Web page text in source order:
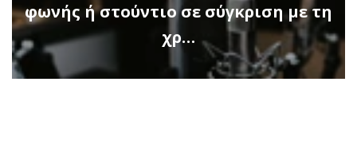
φωνής ή στούντιο σε σύγκριση με τη
χρ…